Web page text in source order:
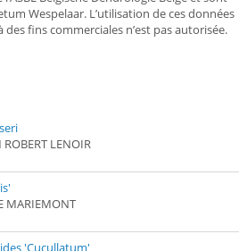
Wespelaar. L’utilisation de ces données
fins commerciales n’est pas autorisée.
LENOIR
MARIEMONT
'Cucullatum'